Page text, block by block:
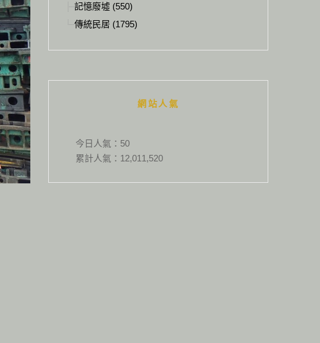
記憶廢墟 (550)
傳統民居 (1795)
網站人氣
今日人氣： 50
累計人氣： 12,011,520